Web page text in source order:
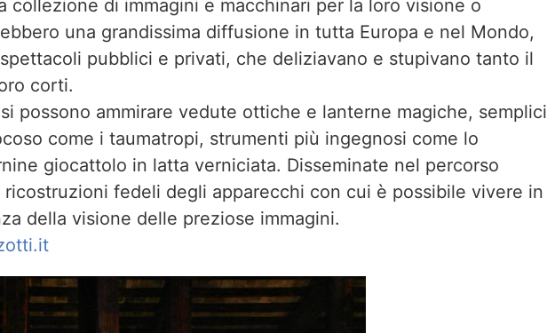
collezione di immagini e macchinari per la loro visione o
una grandissima diffusione in tutta Europa e nel Mondo,
pubblici e privati, che deliziavano e stupivano tanto il
corti.
possono ammirare vedute ottiche e lanterne magiche, semplici
come i taumatropi, strumenti più ingegnosi come lo
giocattolo in latta verniciata. Disseminate nel percorso
fedeli degli apparecchi con cui è possibile vivere in
della visione delle preziose immagini.